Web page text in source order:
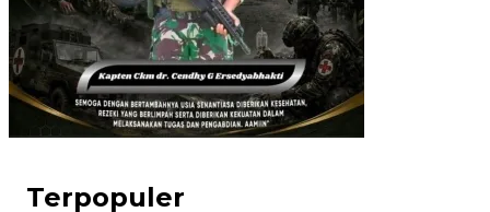
Terpopuler